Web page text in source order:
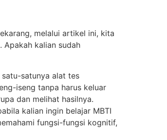
melalui artikel ini, kita
kalian sudah
satunya alat tes
iseng tanpa harus keluar
dan melihat hasilnya.
kalian ingin belajar MBTI
fungsi-fungsi kognitif,